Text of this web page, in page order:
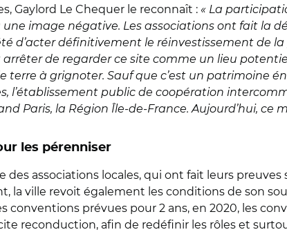
Gaylord Le Chequer le reconnaît : « La
image négative. Les associations ont fait la
d’acter définitivement le réinvestissement de
arrêter de regarder ce site comme un lieu
terre à grignoter. Sauf que c’est un patrimoine
l’établissement public de coopération
Paris, la Région Île-de-France. Aujourd’hui, ce
les pérenniser
des associations locales, qui ont fait leurs
la ville revoit également les conditions de son
conventions prévues pour 2 ans, en 2020, les
reconduction, afin de redéfinir les rôles et